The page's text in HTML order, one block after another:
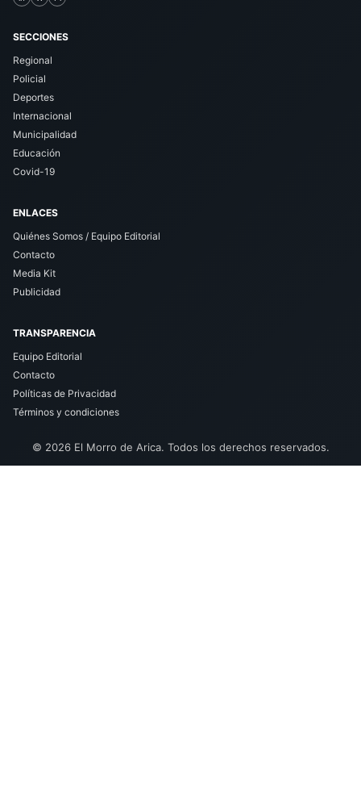
SECCIONES
Regional
Policial
Deportes
Internacional
Municipalidad
Educación
Covid-19
ENLACES
Quiénes Somos / Equipo Editorial
Contacto
Media Kit
Publicidad
TRANSPARENCIA
Equipo Editorial
Contacto
Políticas de Privacidad
Términos y condiciones
© 2026 El Morro de Arica. Todos los derechos reservados.